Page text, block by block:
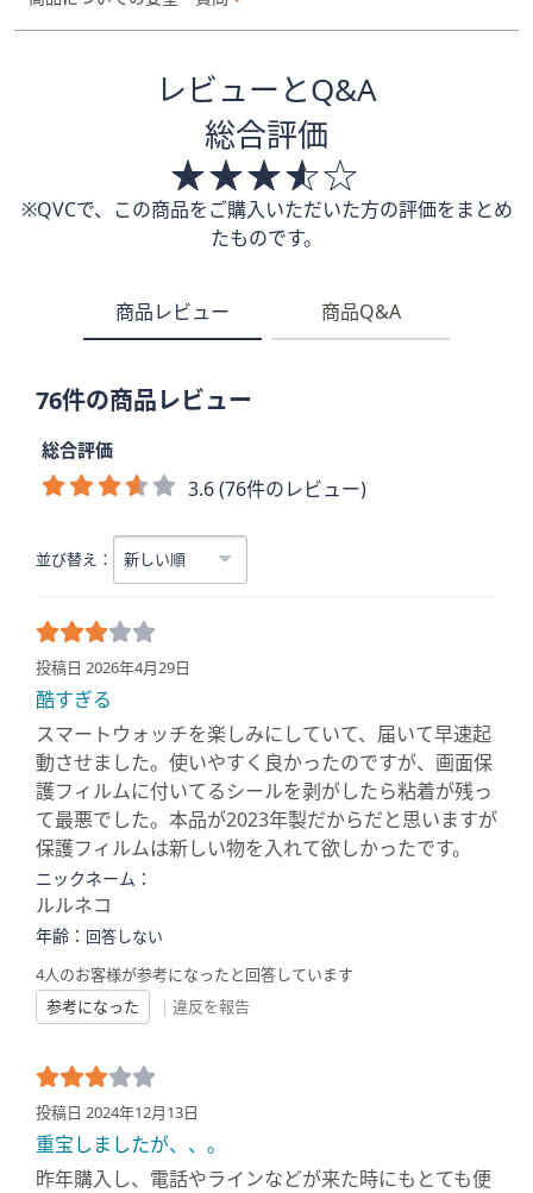
レビューとQ&A
総合評価
※QVCで、この商品をご購入いただいた方の評価をまとめ
たものです。
商品レビュー 商品Q&A
76件の商品レビュー
総合評価
3.6 (76件のレビュー)
並び替え：
投稿日 2026年4月29日
酷すぎる
スマートウォッチを楽しみにしていて、届いて早速起
動させました。使いやすく良かったのですが、画面保
護フィルムに付いてるシールを剥がしたら粘着が残っ
て最悪でした。本品が2023年製だからだと思いますが
保護フィルムは新しい物を入れて欲しかったです。
ニックネーム：
ルルネコ
年齢： 回答しない
4人のお客様が参考になったと回答しています
参考になった
| 違反を報告
投稿日 2024年12月13日
重宝しましたが、、。
昨年購入し、電話やラインなどが来た時にもとても便